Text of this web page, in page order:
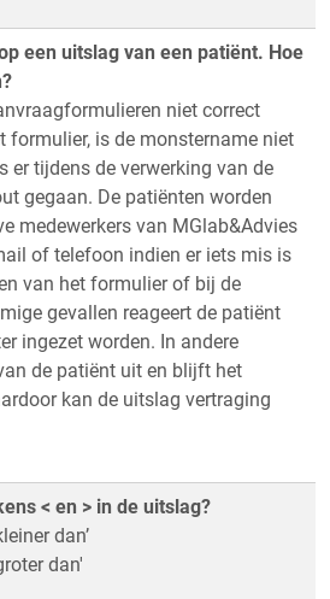
een uitslag van een patiënt. Hoe
niet correct
formulier, is de monstername niet
er tijdens de verwerking van de
gegaan. De patiënten worden
medewerkers van MGlab&Advies
of telefoon indien er iets mis is
van het formulier of bij de
gevallen reageert de patiënt
ingezet worden. In andere
de patiënt uit en blijft het
kan de uitslag vertraging
< en > in de uitslag?
dan’
dan'